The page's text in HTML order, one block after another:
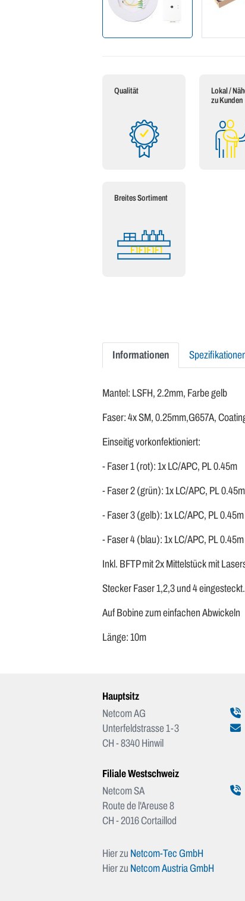
Qualität
Lokal /
zu Kunden
Breites Sortiment
Informationen
Mantel: LSFH, 2.2mm, Farbe gelb
Faser: 4x SM, 0.25mm,G657A,
Einseitig vorkonfektioniert:
- Faser 1 (rot): 1x LC/APC, PL 0.45m
- Faser 2 (grün): 1x LC/APC, PL 0.45m
- Faser 3 (gelb): 1x LC/APC, PL 0.45m
- Faser 4 (blau): 1x LC/APC, PL 0.45m
Inkl. BFTP mit 2x Mittelstück mit
Stecker Faser 1,2,3 und 4 eingesteckt.
Auf Bobine zum einfachen Abwickeln
Länge: 10m
Hauptsitz
Netcom AG
Unterfeldstrasse 1-3
CH - 8340 Hinwil
Filiale Westschweiz
Netcom SA
Route de l'Areuse 8
CH - 2016 Cortaillod
Hier zu Netcom-Tec GmbH
Hier zu Netcom Austria GmbH